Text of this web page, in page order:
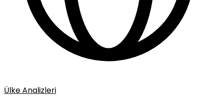
Ülke Analizleri